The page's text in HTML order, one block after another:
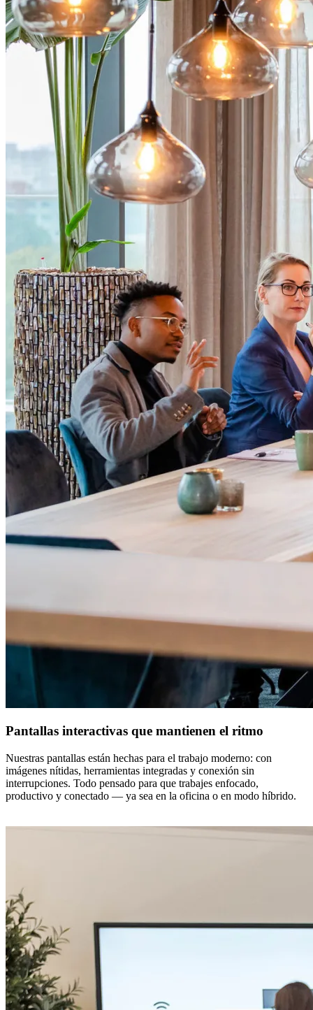
Pantallas interactivas que mantienen el ritmo
Nuestras pantallas están hechas para el trabajo moderno: con
imágenes nítidas, herramientas integradas y conexión sin
interrupciones. Todo pensado para que trabajes enfocado,
productivo y conectado — ya sea en la oficina o en modo híbrido.